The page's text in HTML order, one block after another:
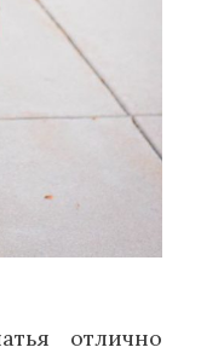
отлично